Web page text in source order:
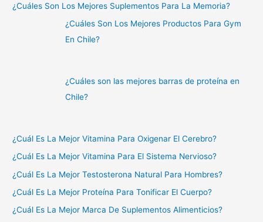
¿Cuáles Son Los Mejores Suplementos Para La Memoria?
¿Cuáles Son Los Mejores Productos Para Gym
En Chile?
¿Cuáles son las mejores barras de proteína en
Chile?
¿Cuál Es La Mejor Vitamina Para Oxigenar El Cerebro?
¿Cuál Es La Mejor Vitamina Para El Sistema Nervioso?
¿Cuál Es La Mejor Testosterona Natural Para Hombres?
¿Cuál Es La Mejor Proteína Para Tonificar El Cuerpo?
¿Cuál Es La Mejor Marca De Suplementos Alimenticios?